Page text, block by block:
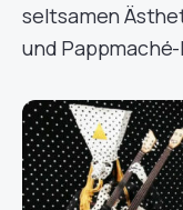
seltsamen
und